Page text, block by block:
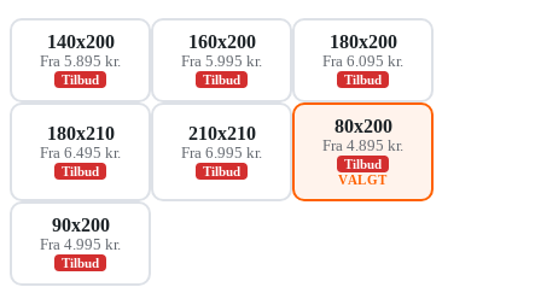
140x200
Fra 5.895 kr.
Tilbud
160x200
Fra 5.995 kr.
Tilbud
180x200
Fra 6.095 kr.
Tilbud
180x210
Fra 6.495 kr.
Tilbud
210x210
Fra 6.995 kr.
Tilbud
80x200
Fra 4.895 kr.
Tilbud
VALGT
90x200
Fra 4.995 kr.
Tilbud